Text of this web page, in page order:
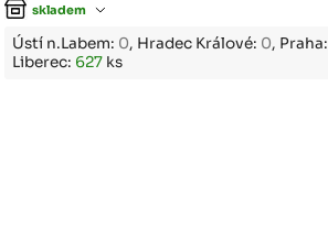
skladem
Ústí n.Labem: 0, Hradec Králové: 0, Praha:
Liberec: 627 ks